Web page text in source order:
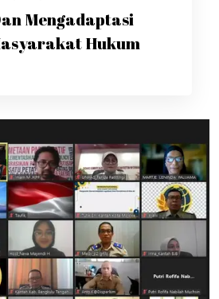
Mengadaptasi
Hukum